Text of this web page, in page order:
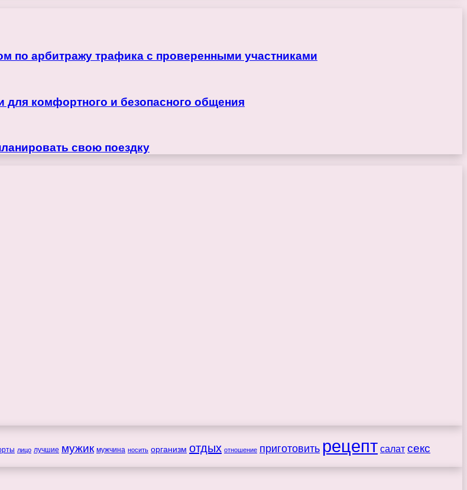
по арбитражу трафика с проверенными участниками
для комфортного и безопасного общения
свою поездку
лицо лучшие мужик мужчина носить организм отдых отношение приготовить рецепт салат секс